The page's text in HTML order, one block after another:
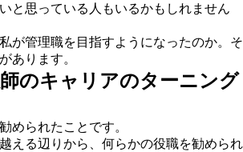
と思っている人もいるかもしれません
が管理職を目指すようになったのか。そ
あります。
のキャリアのターニング
められたことです。
える辺りから、何らかの役職を勧められ